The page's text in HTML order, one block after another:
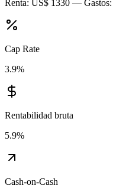
Renta: US$ 1330 — Gastos:
Cap Rate
3.9%
Rentabilidad bruta
5.9%
Cash-on-Cash